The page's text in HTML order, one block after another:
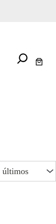
Search